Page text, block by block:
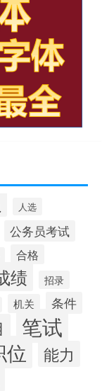
人选
公务员考试
合格
绩 招录
机关 条件
笔试
位 能力